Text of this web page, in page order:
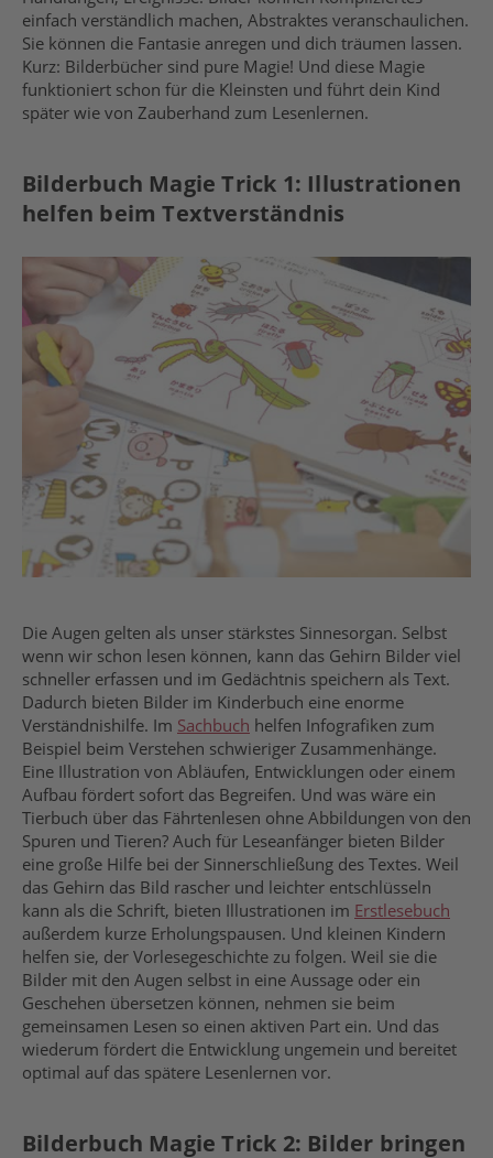
einfach verständlich machen, Abstraktes veranschaulichen.
Sie können die Fantasie anregen und dich träumen lassen.
Kurz: Bilderbücher sind pure Magie! Und diese Magie
funktioniert schon für die Kleinsten und führt dein Kind
später wie von Zauberhand zum Lesenlernen.
Bilderbuch Magie Trick 1: Illustrationen
helfen beim Textverständnis
Die Augen gelten als unser stärkstes Sinnesorgan. Selbst
wenn wir schon lesen können, kann das Gehirn Bilder viel
schneller erfassen und im Gedächtnis speichern als Text.
Dadurch bieten Bilder im Kinderbuch eine enorme
Verständnishilfe. Im Sachbuch helfen Infografiken zum
Beispiel beim Verstehen schwieriger Zusammenhänge.
Eine Illustration von Abläufen, Entwicklungen oder einem
Aufbau fördert sofort das Begreifen. Und was wäre ein
Tierbuch über das Fährtenlesen ohne Abbildungen von den
Spuren und Tieren? Auch für Leseanfänger bieten Bilder
eine große Hilfe bei der Sinnerschließung des Textes. Weil
das Gehirn das Bild rascher und leichter entschlüsseln
kann als die Schrift, bieten Illustrationen im Erstlesebuch
außerdem kurze Erholungspausen. Und kleinen Kindern
helfen sie, der Vorlesegeschichte zu folgen. Weil sie die
Bilder mit den Augen selbst in eine Aussage oder ein
Geschehen übersetzen können, nehmen sie beim
gemeinsamen Lesen so einen aktiven Part ein. Und das
wiederum fördert die Entwicklung ungemein und bereitet
optimal auf das spätere Lesenlernen vor.
Bilderbuch Magie Trick 2: Bilder bringen